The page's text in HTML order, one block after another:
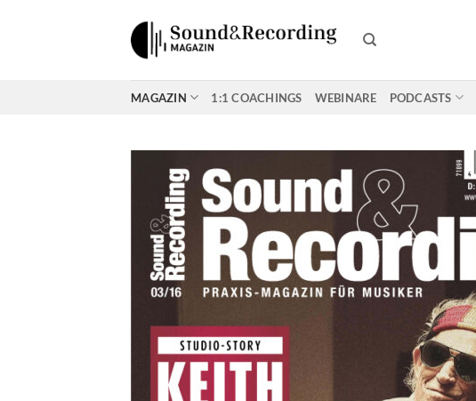
MAGAZIN 1:1 COACHINGS WEBINARE PODCASTS